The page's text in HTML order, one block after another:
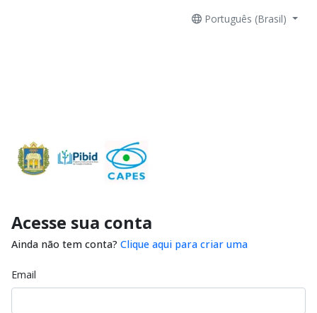
Português (Brasil)
Acesse sua conta
Ainda não tem conta? Clique aqui para criar uma
Email